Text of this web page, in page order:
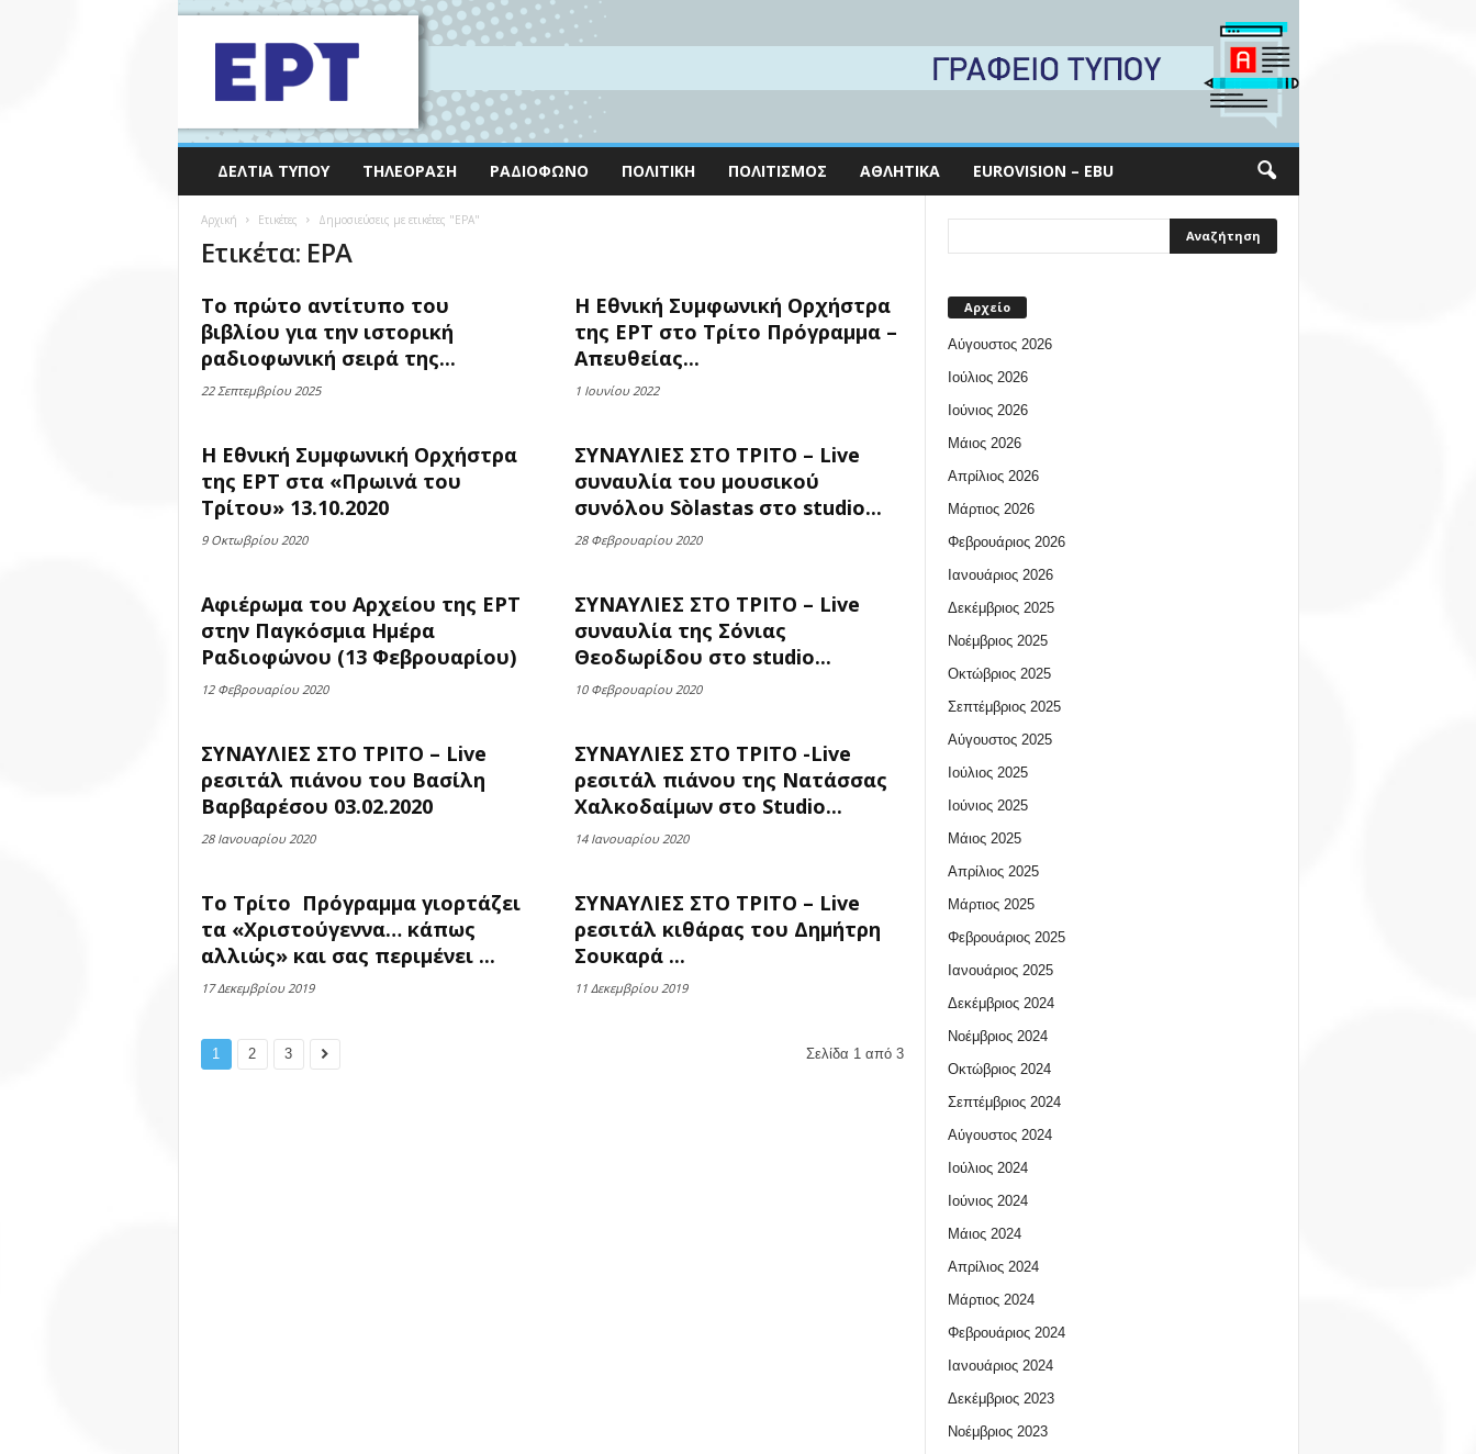
ΔΕΛΤΊΑ ΤΎΠΟΥ ΤΗΛΕΌΡΑΣΗ ΡΑΔΙΌΦΩΝΟ ΠΟΛΙΤΙΚΉ ΠΟΛΙΤΙΣΜΌΣ ΑΘΛΗΤΙΚΆ EUROVISION – EBU
Αρχική Ετικέτες Δημοσιεύσεις με ετικέτες "ΕΡΑ"
Ετικέτα: ΕΡΑ
Το πρώτο αντίτυπο του
βιβλίου για την ιστορική
ραδιοφωνική σειρά της...
22 Σεπτεμβρίου 2025
H Εθνική Συμφωνική Ορχήστρα
της ΕΡΤ στο Τρίτο Πρόγραμμα –
Απευθείας...
1 Ιουνίου 2022
Η Εθνική Συμφωνική Ορχήστρα
της ΕΡΤ στα «Πρωινά του
Τρίτου» 13.10.2020
9 Οκτωβρίου 2020
ΣΥΝΑΥΛΙΕΣ ΣΤΟ ΤΡΙΤΟ – Live
συναυλία του μουσικού
συνόλου Sòlastas στο studio...
28 Φεβρουαρίου 2020
Αφιέρωμα του Αρχείου της ΕΡΤ
στην Παγκόσμια Ημέρα
Ραδιοφώνου (13 Φεβρουαρίου)
12 Φεβρουαρίου 2020
ΣΥΝΑΥΛΙΕΣ ΣΤΟ ΤΡΙΤΟ – Live
συναυλία της Σόνιας
Θεοδωρίδου στο studio...
10 Φεβρουαρίου 2020
ΣΥΝΑΥΛΙΕΣ ΣΤΟ ΤΡΙΤΟ – Live
ρεσιτάλ πιάνου του Βασίλη
Βαρβαρέσου 03.02.2020
28 Ιανουαρίου 2020
ΣΥΝΑΥΛΙΕΣ ΣΤΟ ΤΡΙΤΟ -Live
ρεσιτάλ πιάνου της Νατάσσας
Χαλκοδαίμων στο Studio...
14 Ιανουαρίου 2020
Το Τρίτο Πρόγραμμα γιορτάζει
τα «Χριστούγεννα… κάπως
αλλιώς» και σας περιμένει ...
17 Δεκεμβρίου 2019
ΣΥΝΑΥΛΙΕΣ ΣΤΟ ΤΡΙΤΟ – Live
ρεσιτάλ κιθάρας του Δημήτρη
Σουκαρά ...
11 Δεκεμβρίου 2019
1 2 3 Σελίδα 1 από 3
Αρχείο
Αύγουστος 2026
Ιούλιος 2026
Ιούνιος 2026
Μάιος 2026
Απρίλιος 2026
Μάρτιος 2026
Φεβρουάριος 2026
Ιανουάριος 2026
Δεκέμβριος 2025
Νοέμβριος 2025
Οκτώβριος 2025
Σεπτέμβριος 2025
Αύγουστος 2025
Ιούλιος 2025
Ιούνιος 2025
Μάιος 2025
Απρίλιος 2025
Μάρτιος 2025
Φεβρουάριος 2025
Ιανουάριος 2025
Δεκέμβριος 2024
Νοέμβριος 2024
Οκτώβριος 2024
Σεπτέμβριος 2024
Αύγουστος 2024
Ιούλιος 2024
Ιούνιος 2024
Μάιος 2024
Απρίλιος 2024
Μάρτιος 2024
Φεβρουάριος 2024
Ιανουάριος 2024
Δεκέμβριος 2023
Νοέμβριος 2023